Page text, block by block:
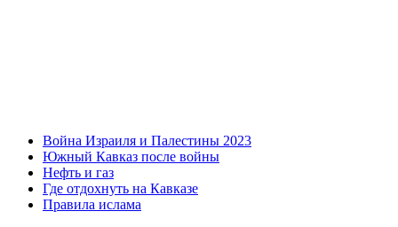
Война Израиля и Палестины 2023
Южный Кавказ после войны
Нефть и газ
Где отдохнуть на Кавказе
Правила ислама